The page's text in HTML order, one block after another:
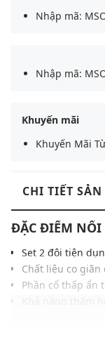
Nhập mã:
Nhập mã:
Khuyến mãi
Khuyến Mãi
CHI TIẾT
ĐẶC ĐIỂM NỔI
Set 2 đôi tiện
Chất liệu co
Phần cổ thấp ẩn
Dễ dàng kết